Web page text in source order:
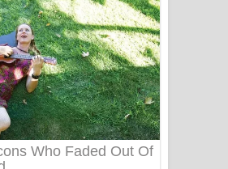
Dan Anagathe Song Lyrics
දැන් අනාගතේ ගීතයේ පද පෙළ
Song Lyrics - දෝණි ගීතයේ පද
Palame Song Lyrics -